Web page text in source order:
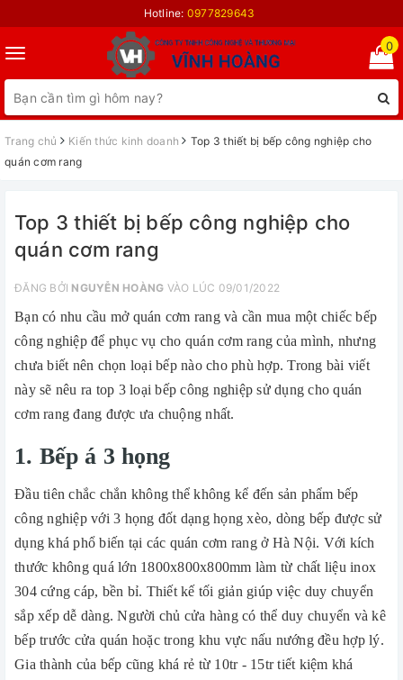
Hotline: 0977829643
Toggle
navigation
0
Trang chủ Kiến thức kinh doanh
Top 3 thiết bị bếp công nghiệp cho
quán cơm rang
Top 3 thiết bị bếp công nghiệp cho
quán cơm rang
ĐĂNG BỞI NGUYỄN HOÀNG VÀO LÚC 09/01/2022
Bạn có nhu cầu mở quán cơm rang và cần mua một chiếc bếp
công nghiệp để phục vụ cho quán cơm rang của mình, nhưng
chưa biết nên chọn loại bếp nào cho phù hợp. Trong bài viết
này sẽ nêu ra top 3 loại bếp công nghiệp sử dụng cho quán
cơm rang đang được ưa chuộng nhất.
1. Bếp á 3 họng
Đầu tiên chắc chắn không thể không kể đến sản phẩm bếp
công nghiệp với 3 họng đốt dạng họng xèo, dòng bếp được sử
dụng khá phổ biến tại các quán cơm rang ở Hà Nội. Với kích
thước không quá lớn 1800x800x800mm làm từ chất liệu inox
304 cứng cáp, bền bỉ. Thiết kế tối giản giúp việc duy chuyển
sắp xếp dễ dàng. Người chủ cửa hàng có thể duy chuyển và kê
bếp trước cửa quán hoặc trong khu vực nấu nướng đều hợp lý.
Gia thành của bếp cũng khá rẻ từ 10tr - 15tr tiết kiệm khá